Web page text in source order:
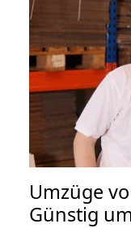
Umzüge
Günstig